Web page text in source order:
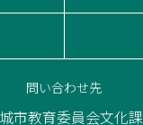
問い合わせ先
市教育委員会文化課